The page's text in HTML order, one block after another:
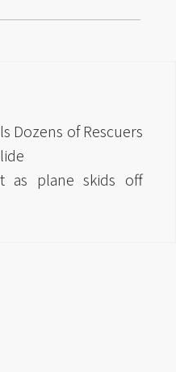
Dozens of Rescuers
as plane skids off